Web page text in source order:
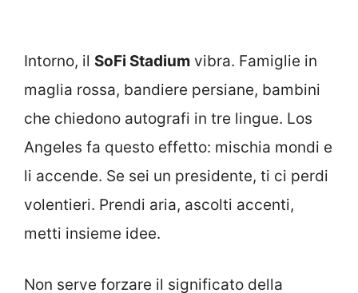
Intorno, il SoFi Stadium vibra. Famiglie in
maglia rossa, bandiere persiane, bambini
che chiedono autografi in tre lingue. Los
Angeles fa questo effetto: mischia mondi e
li accende. Se sei un presidente, ti ci perdi
volentieri. Prendi aria, ascolti accenti,
metti insieme idee.
Non serve forzare il significato della